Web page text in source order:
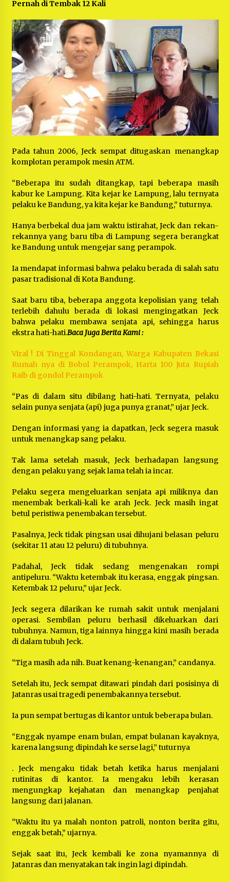
Pernah di Tembak 12 Kali
Pada tahun 2006, Jeck sempat ditugaskan menangkap
komplotan perampok mesin ATM.
“Beberapa itu sudah ditangkap, tapi beberapa masih
kabur ke Lampung. Kita kejar ke Lampung, lalu ternyata
pelaku ke Bandung, ya kita kejar ke Bandung,” tuturnya.
Hanya berbekal dua jam waktu istirahat, Jeck dan rekan-
rekannya yang baru tiba di Lampung segera berangkat
ke Bandung untuk mengejar sang perampok.
Ia mendapat informasi bahwa pelaku berada di salah satu
pasar tradisional di Kota Bandung.
Saat baru tiba, beberapa anggota kepolisian yang telah
terlebih dahulu berada di lokasi mengingatkan Jeck
bahwa pelaku membawa senjata api, sehingga harus
ekstra hati-hati.Baca Juga Berita Kami :
Viral ! Di Tinggal Kondangan, Warga Kabupaten Bekasi
Rumah nya di Bobol Perampok, Harta 100 Juta Rupiah
Raib di gondol Perampok
“Pas di dalam situ dibilang hati-hati. Ternyata, pelaku
selain punya senjata (api) juga punya granat,” ujar Jeck.
Dengan informasi yang ia dapatkan, Jeck segera masuk
untuk menangkap sang pelaku.
Tak lama setelah masuk, Jeck berhadapan langsung
dengan pelaku yang sejak lama telah ia incar.
Pelaku segera mengeluarkan senjata api miliknya dan
menembak berkali-kali ke arah Jeck. Jeck masih ingat
betul peristiwa penembakan tersebut.
Pasalnya, Jeck tidak pingsan usai dihujani belasan peluru
(sekitar 11 atau 12 peluru) di tubuhnya.
Padahal, Jeck tidak sedang mengenakan rompi
antipeluru. “Waktu ketembak itu kerasa, enggak pingsan.
Ketembak 12 peluru,” ujar Jeck.
Jeck segera dilarikan ke rumah sakit untuk menjalani
operasi. Sembilan peluru berhasil dikeluarkan dari
tubuhnya. Namun, tiga lainnya hingga kini masih berada
di dalam tubuh Jeck.
“Tiga masih ada nih. Buat kenang-kenangan,” candanya.
Setelah itu, Jeck sempat ditawari pindah dari posisinya di
Jatanras usai tragedi penembakannya tersebut.
Ia pun sempat bertugas di kantor untuk beberapa bulan.
“Enggak nyampe enam bulan, empat bulanan kayaknya,
karena langsung dipindah ke serse lagi,” tuturnya
. Jeck mengaku tidak betah ketika harus menjalani
rutinitas di kantor. Ia mengaku lebih kerasan
mengungkap kejahatan dan menangkap penjahat
langsung dari jalanan.
“Waktu itu ya malah nonton patroli, nonton berita gitu,
enggak betah,” ujarnya.
Sejak saat itu, Jeck kembali ke zona nyamannya di
Jatanras dan menyatakan tak ingin lagi dipindah.